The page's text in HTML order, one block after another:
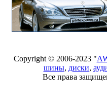
Copyright © 2006-2023 "
шины, диски,
Все права